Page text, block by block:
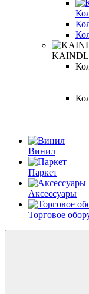
KAINDL
Винил
Паркет
Аксессуары
Торговое